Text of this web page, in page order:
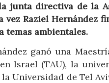
junta directiva de la
vez Raziel Hernández
temas ambientales.
ganó una
Israel (TAU), la
Universidad de Tel